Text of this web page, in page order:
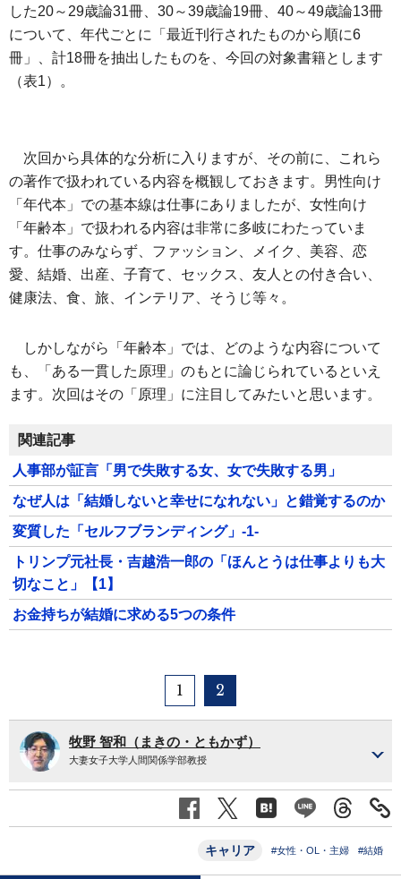
した20～29歳論31冊、30～39歳論19冊、40～49歳論13冊
について、年代ごとに「最近刊行されたものから順に6
冊」、計18冊を抽出したものを、今回の対象書籍とします
（表1）。
次回から具体的な分析に入りますが、その前に、これら
の著作で扱われている内容を概観しておきます。男性向け
「年代本」での基本線は仕事にありましたが、女性向け
「年齢本」で扱われる内容は非常に多岐にわたっていま
す。仕事のみならず、ファッション、メイク、美容、恋
愛、結婚、出産、子育て、セックス、友人との付き合い、
健康法、食、旅、インテリア、そうじ等々。
しかしながら「年齢本」では、どのような内容について
も、「ある一貫した原理」のもとに論じられているといえ
ます。次回はその「原理」に注目してみたいと思います。
関連記事
人事部が証言「男で失敗する女、女で失敗する男」
なぜ人は「結婚しないと幸せになれない」と錯覚するのか
変質した「セルフブランディング」-1-
トリンプ元社長・吉越浩一郎の「ほんとうは仕事よりも大
切なこと」【1】
お金持ちが結婚に求める5つの条件
1 2
牧野 智和（まきの・ともかず）
大妻女子大学人間関係学部教授
キャリア #女性・OL・主婦 #結婚